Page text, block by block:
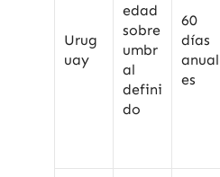
Urug
uay
edad
sobre
umbr
al
defini
do
60
días
anual
es